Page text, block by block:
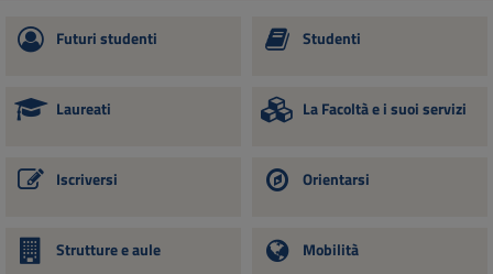
Futuri studenti Studenti
Laureati La Facoltà e i suoi servizi
Iscriversi Orientarsi
Strutture e aule Mobilità